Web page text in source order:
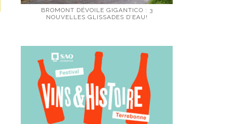
BROMONT DÉVOILE GIGANTICO : 3
NOUVELLES GLISSADES D’EAU!